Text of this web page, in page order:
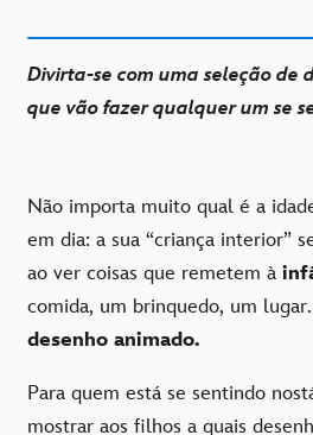
Divirta-se com uma seleção de
que vão fazer qualquer um se
Não importa muito qual é a
em dia: a sua “criança interior”
ao ver coisas que remetem à
comida, um brinquedo, um
desenho animado.
Para quem está se sentindo
mostrar aos filhos a quais